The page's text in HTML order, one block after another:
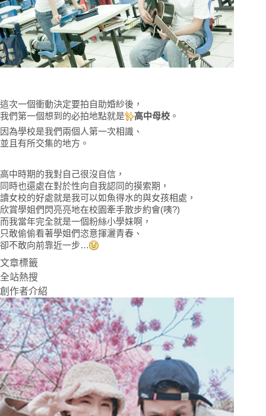
這次一個衝動決定要拍自助婚紗後，
我們第一個想到的必拍地點就是✨ 高中母校 。
因為學校是我們兩個人第一次相識、
並且有所交集的地方。
高中時期的我對自己很沒自信，
同時也還處在對於性向自我認同的摸索期，
讀女校的好處就是我可以如魚得水的與女孩相處，
欣賞學姐們閃亮亮地在校園牽手散步約會(咦?)
而我當年完全就是一個粉絲小學妹啊，
只敢偷偷看著學姐們恣意揮灑青春、
卻不敢向前靠近一步…
文章標籤
全站熱搜
創作者介紹